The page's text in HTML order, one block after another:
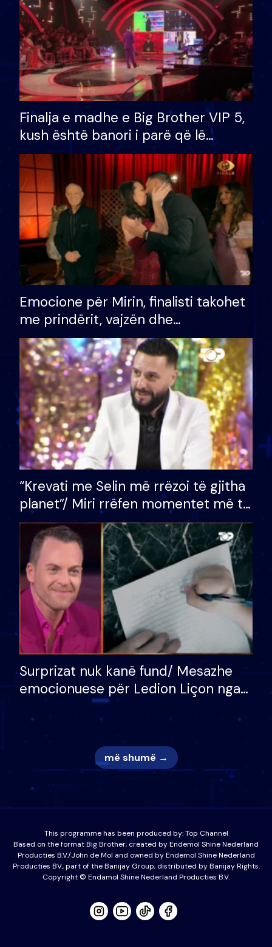
Finalja e madhe e Big Brother VIP 5,
kush është banori i parë që lë
shtëpinë dhe humb mundësinë për
të fituar çmimin e madh
Emocione për Mirin, finalisti takohet
me prindërit, vajzën dhe
bashkëshorten: S’kemi ndonjë letër
divorci apo jo?
“Krevati me Selin më rrëzoi të gjitha
planet”/ Miri rrëfen momentet më të
bukura në shtëpinë e BB VIP: Do më
mungojë zilja e mëngjesit kur…
Surprizat nuk kanë fund/ Mesazhe
emocionuese për Ledion Liçon nga
nëna dhe fëmijët e tij, moderatori
nuk i mban dot lotët: Nuk meritoj…
më shumë →
This programme has been produced by:Top Channel
Based on the format Big Brother, created by Endemol Shine Nederland
Producties B.V./John de Mol and owned by Endemol Shine Nederland
Producties BV., part of the Banijay Group, distributed by Banijay Rights.
Copyright © Endamol Shine Nederland Producties B.V.